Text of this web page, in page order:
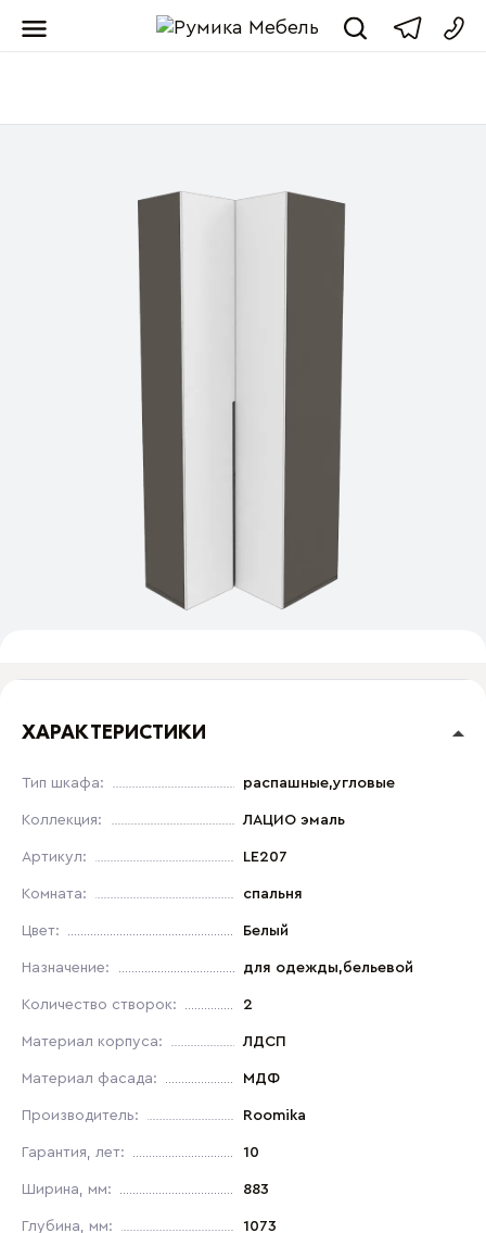
Мебель от
ХАРАКТЕРИСТИКИ
Тип шкафа: распашные,угловые
Коллекция: ЛАЦИО эмаль
Артикул: LE207
Комната: спальня
Цвет: Белый
Назначение: для одежды,бельевой
Количество створок: 2
Материал корпуса: ЛДСП
Материал фасада: МДФ
Производитель: Roomika
Гарантия, лет: 10
Ширина, мм: 883
Глубина, мм: 1073